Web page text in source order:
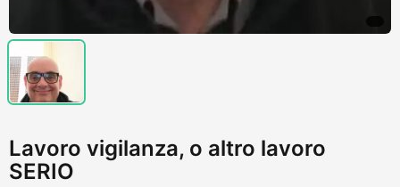
Lavoro vigilanza, o altro lavoro
SERIO